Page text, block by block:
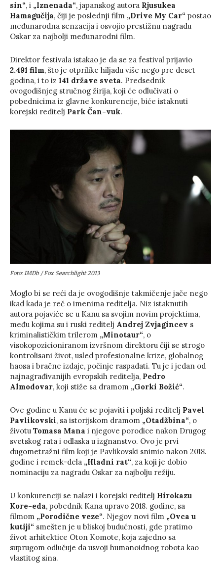
sin“, i „Iznenada“, japanskog autora Rjusukea
Hamagučija, čiji je poslednji film „Drive My Car“ postao
međunarodna senzacija i osvojio prestižnu nagradu
Oskar za najbolji međunarodni film.
Direktor festivala istakao je da se za festival prijavio
2.491 film, što je otprilike hiljadu više nego pre deset
godina, i to iz 141 države sveta. Predsednik
ovogodišnjeg stručnog žirija, koji će odlučivati o
pobednicima iz glavne konkurencije, biće istaknuti
korejski reditelj Park Čan-vuk.
Foto: IMDb / Fox Searchlight 2013
Moglo bi se reći da je ovogodišnje takmičenje jače nego
ikad kada je reč o imenima reditelja. Niz istaknutih
autora pojaviće se u Kanu sa svojim novim projektima,
među kojima su i ruski reditelj Andrej Zvjagincev s
kriminalističkim trilerom „Minotaur“, o
visokopozicioniranom izvršnom direktoru čiji se strogo
kontrolisani život, usled profesionalne krize, globalnog
haosa i bračne izdaje, počinje raspadati. Tu je i jedan od
najnagrađivanijih evropskih reditelja, Pedro
Almodovar, koji stiže sa dramom „Gorki Božić“.
Ove godine u Kanu će se pojaviti i poljski reditelj Pavel
Pavlikovski, sa istorijskom dramom „Otadžbina“, o
životu Tomasa Mana i njegove porodice nakon Drugog
svetskog rata i odlaska u izgnanstvo. Ovo je prvi
dugometražni film koji je Pavlikovski snimio nakon 2018.
godine i remek-dela „Hladni rat“, za koji je dobio
nominaciju za nagradu Oskar za najbolju režiju.
U konkurenciji se nalazi i korejski reditelj Hirokazu
Kore-eda, pobednik Kana upravo 2018. godine, sa
filmom „Porodične veze“. Njegov novi film „Ovca u
kutiji“ smešten je u bliskoj budućnosti, gde pratimo
život arhitektice Oton Komote, koja zajedno sa
suprugom odlučuje da usvoji humanoidnog robota kao
vlastitog sina.